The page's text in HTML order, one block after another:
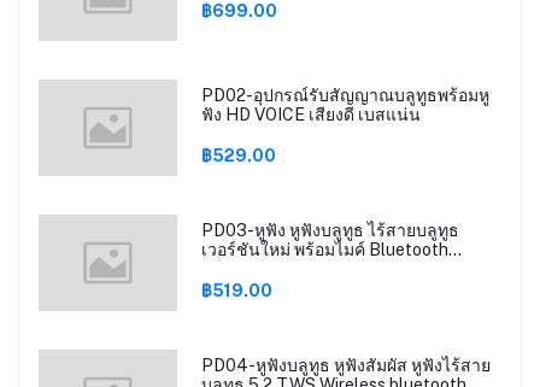
฿699.00
PD02-อุปกรณ์รับสัญญาณบลูทูธพร้อมหู
ฟัง HD VOICE เสียงดี เบสแน่น
฿529.00
PD03-หูฟัง หูฟังบลูทูธ ไร้สายบลูทูธ
เวอร์ชันใหม่ พร้อมไมค์ Bluetooth
฿519.00
PD04-หูฟังบลูทูธ หูฟังสัมผัส หูฟังไร้สาย